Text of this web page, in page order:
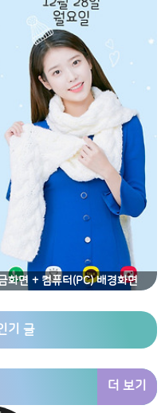
화면 + 컴퓨터(PC) 배경화면
기 글
더 보기